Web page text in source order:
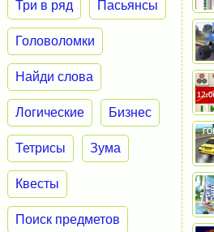
Три в ряд Пасьянсы
Головоломки
Найди слова
Логические Бизнес
Тетрисы Зума
Квесты
Поиск предметов